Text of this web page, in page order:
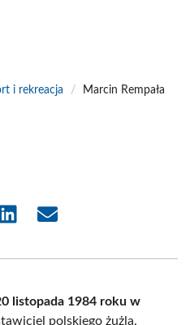
i rekreacja / Marcin Rempała
Share Share
listopada 1984 roku w
polskiego żużla.